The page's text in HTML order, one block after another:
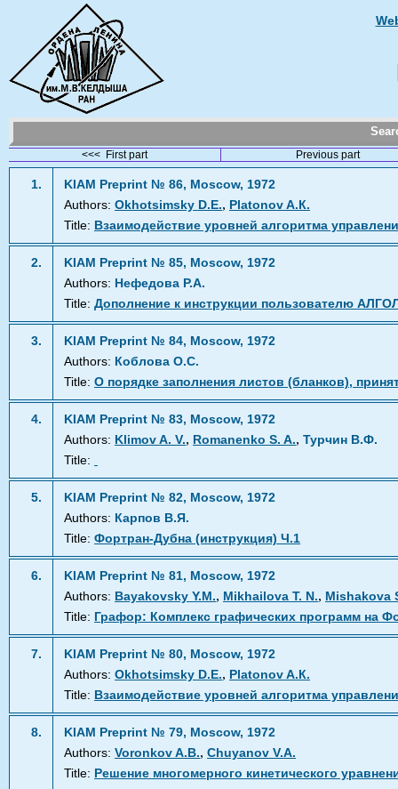
<<< First part Previous part
1.
KIAM Preprint № 86, Moscow, 1972
Authors: Okhotsimsky D.Е., Platonov A.К.
Title: Взаимодействие уровней алгоритма
2.
KIAM Preprint № 85, Moscow, 1972
Authors: Нефедова Р.А.
Title: Дополнение к инструкции пользователю
3.
KIAM Preprint № 84, Moscow, 1972
Authors: Коблова О.С.
Title: О порядке заполнения листов (бланков),
4.
KIAM Preprint № 83, Moscow, 1972
Authors: Klimov A. V., Romanenko S. A., Турчин В.Ф.
Title:
5.
KIAM Preprint № 82, Moscow, 1972
Authors: Карпов В.Я.
Title: Фортран-Дубна (инструкция) Ч.1
6.
KIAM Preprint № 81, Moscow, 1972
Authors: Bayakovsky Y.М., Mikhailova T. N., Mishakova
Title: Графор: Комплекс графических программ на
7.
KIAM Preprint № 80, Moscow, 1972
Authors: Okhotsimsky D.Е., Platonov A.К.
Title: Взаимодействие уровней алгоритма
8.
KIAM Preprint № 79, Moscow, 1972
Authors: Voronkov A.В., Chuyanov V.А.
Title: Решение многомерного кинетического